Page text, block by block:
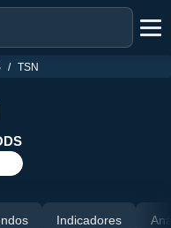
TSN
Indicadores